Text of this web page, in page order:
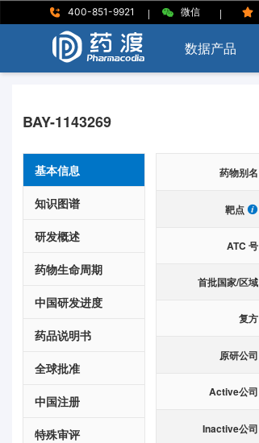
400-851-9921 | 微信 |
数据产品
BAY-1143269
基本信息
知识图谱
研发概述
药物生命周期
中国研发进度
药品说明书
全球批准
中国注册
特殊审评
药物别名
靶点
ATC 号
首批国家/区域
复方
原研公司
Active公司
Inactive公司